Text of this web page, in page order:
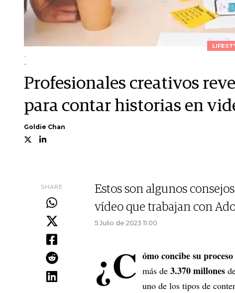
-
-
Profesionales creativos
para contar historias en
Goldie Chan
SHARE
Estos son algunos
vídeo que trabajan con
5 Julio de 2023 11.00
¿C ómo concibe su
más de 3.370 millones
uno de los tipos de